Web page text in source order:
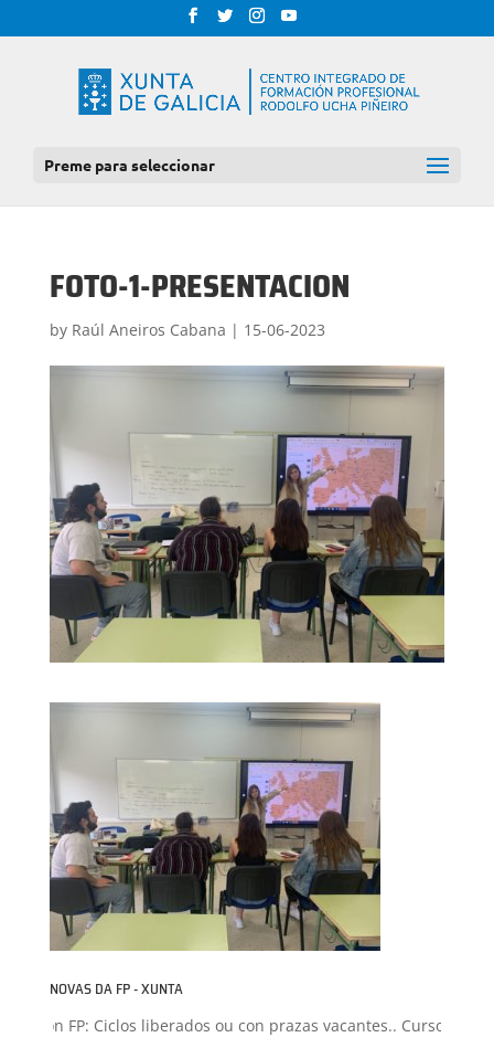
Preme para seleccionar
FOTO-1-PRESENTACION
by Raúl Aneiros Cabana | 15-06-2023
NOVAS DA FP - XUNTA
FP: Ciclos liberados ou con prazas vacantes.. Curso 2026-